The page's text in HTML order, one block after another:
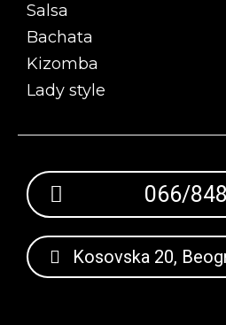
Salsa
Bachata
Kizomba
Lady style
066/
Kosovska 20,